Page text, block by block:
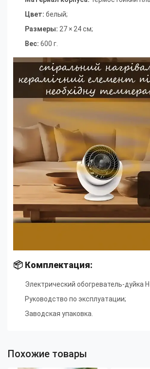
Цвет: белый;
Размеры: 27 × 24 см;
Вес: 600 г.
📦 Комплектация:
Электрический обогреватель-дуйка
Руководство по эксплуатации;
Заводская упаковка.
Похожие товары